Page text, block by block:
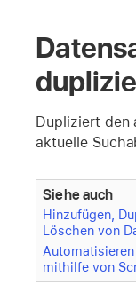
Dupliziert den
aktuelle
Siehe auch
Hinzufügen,
Löschen von
mithilfe von